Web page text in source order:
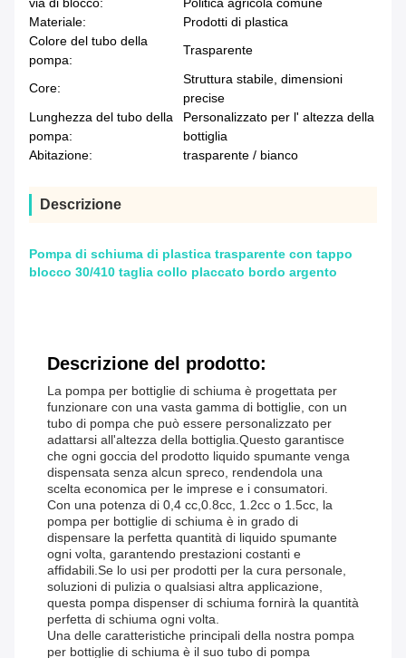
via di blocco:
Politica agricola comune
Materiale:
Prodotti di plastica
Colore del tubo della
pompa:
Trasparente
Core:
Struttura stabile, dimensioni
precise
Lunghezza del tubo della
pompa:
Personalizzato per l' altezza della
bottiglia
Abitazione:
trasparente / bianco
Descrizione
Pompa di schiuma di plastica trasparente con tappo
blocco 30/410 taglia collo placcato bordo argento
Descrizione del prodotto:
La pompa per bottiglie di schiuma è progettata per
funzionare con una vasta gamma di bottiglie, con un
tubo di pompa che può essere personalizzato per
adattarsi all'altezza della bottiglia.Questo garantisce
che ogni goccia del prodotto liquido spumante venga
dispensata senza alcun spreco, rendendola una
scelta economica per le imprese e i consumatori.
Con una potenza di 0,4 cc,0.8cc, 1.2cc o 1.5cc, la
pompa per bottiglie di schiuma è in grado di
dispensare la perfetta quantità di liquido spumante
ogni volta, garantendo prestazioni costanti e
affidabili.Se lo usi per prodotti per la cura personale,
soluzioni di pulizia o qualsiasi altra applicazione,
questa pompa dispenser di schiuma fornirà la quantità
perfetta di schiuma ogni volta.
Una delle caratteristiche principali della nostra pompa
per bottiglie di schiuma è il suo tubo di pompa